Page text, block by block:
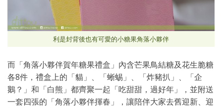
利是封背後也有可愛的小糖果角落小夥伴
而「角落小夥伴賀年糖果禮盒」內含芒果鳥結糖及花生脆糖
各8件，禮盒上的「貓」、「蜥蜴」、「炸豬扒」、「企
鵝？」和「白熊」都齊聚一起「吃甜甜，過好年」，並附送
一套四張的「角落小夥伴揮春」，讓陪伴大家去舊迎新、迎